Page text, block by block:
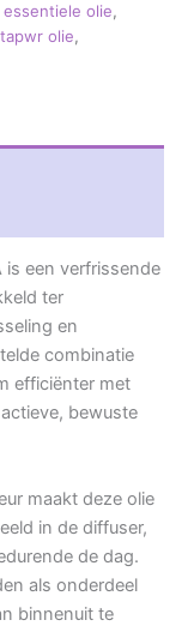
essentiele olie,
olie,
is een verfrissende
ter
en
combinatie
efficiënter met
bewuste
maakt deze olie
in de diffuser,
de dag.
als onderdeel
binnenuit te